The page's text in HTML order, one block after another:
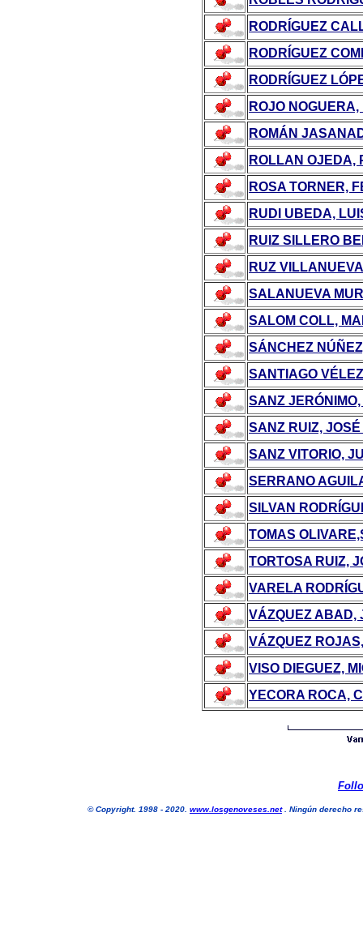
RODRÍGUEZ
RODRÍGUEZ
RODRÍGUEZ
ROJO
ROMÁN
ROLLAN OJEDA,
ROSA TORNER,
RUDI UBEDA,
RUIZ SILLERO
RUZ
SALANUEVA
SALOM COLL,
SÁNCHEZ
SANTIAGO
SANZ
SANZ RUIZ,
SANZ VITORIO,
SERRANO
SILVAN
TOMAS
TORTOSA RUIZ,
VARELA
VÁZQUEZ ABAD,
VÁZQUEZ
VISO DIEGUEZ,
YECORA ROCA,
©Copyright. 1998 - 2020. www.losgenoveses.net. Ningún derecho